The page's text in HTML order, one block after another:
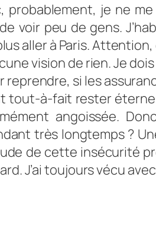
probablement, je ne
voir peu de gens.
aller à Paris.
vision de rien. Je
si les
tout-à-fait rester
angoissée.
très longtemps ?
de cette insécurité
J’ai toujours vécu